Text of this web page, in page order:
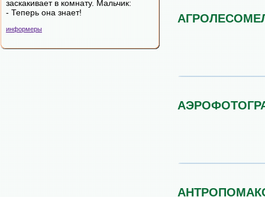
заскакивает в комнату. Мальчик:
- Теперь она знает!
информеры